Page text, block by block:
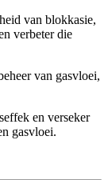
van blokkasie,
verbeter die
van gasvloei,
en verseker
gasvloei.